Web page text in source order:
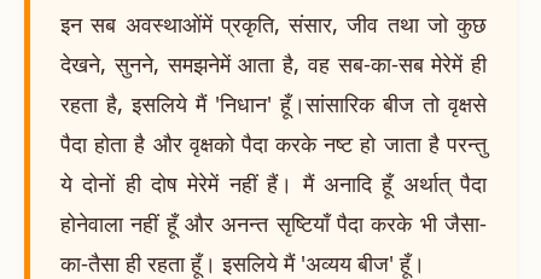
इन सब अवस्थाओंमें प्रकृति, संसार, जीव तथा जो कुछ
देखने, सुनने, समझनेमें आता है, वह सब-का-सब मेरेमें ही
रहता है, इसलिये मैं 'निधान' हूँ।सांसारिक बीज तो वृक्षसे
पैदा होता है और वृक्षको पैदा करके नष्ट हो जाता है परन्तु
ये दोनों ही दोष मेरेमें नहीं हैं। मैं अनादि हूँ अर्थात् पैदा
होनेवाला नहीं हूँ और अनन्त सृष्टियाँ पैदा करके भी जैसा-
का-तैसा ही रहता हूँ। इसलिये मैं 'अव्यय बीज' हूँ।